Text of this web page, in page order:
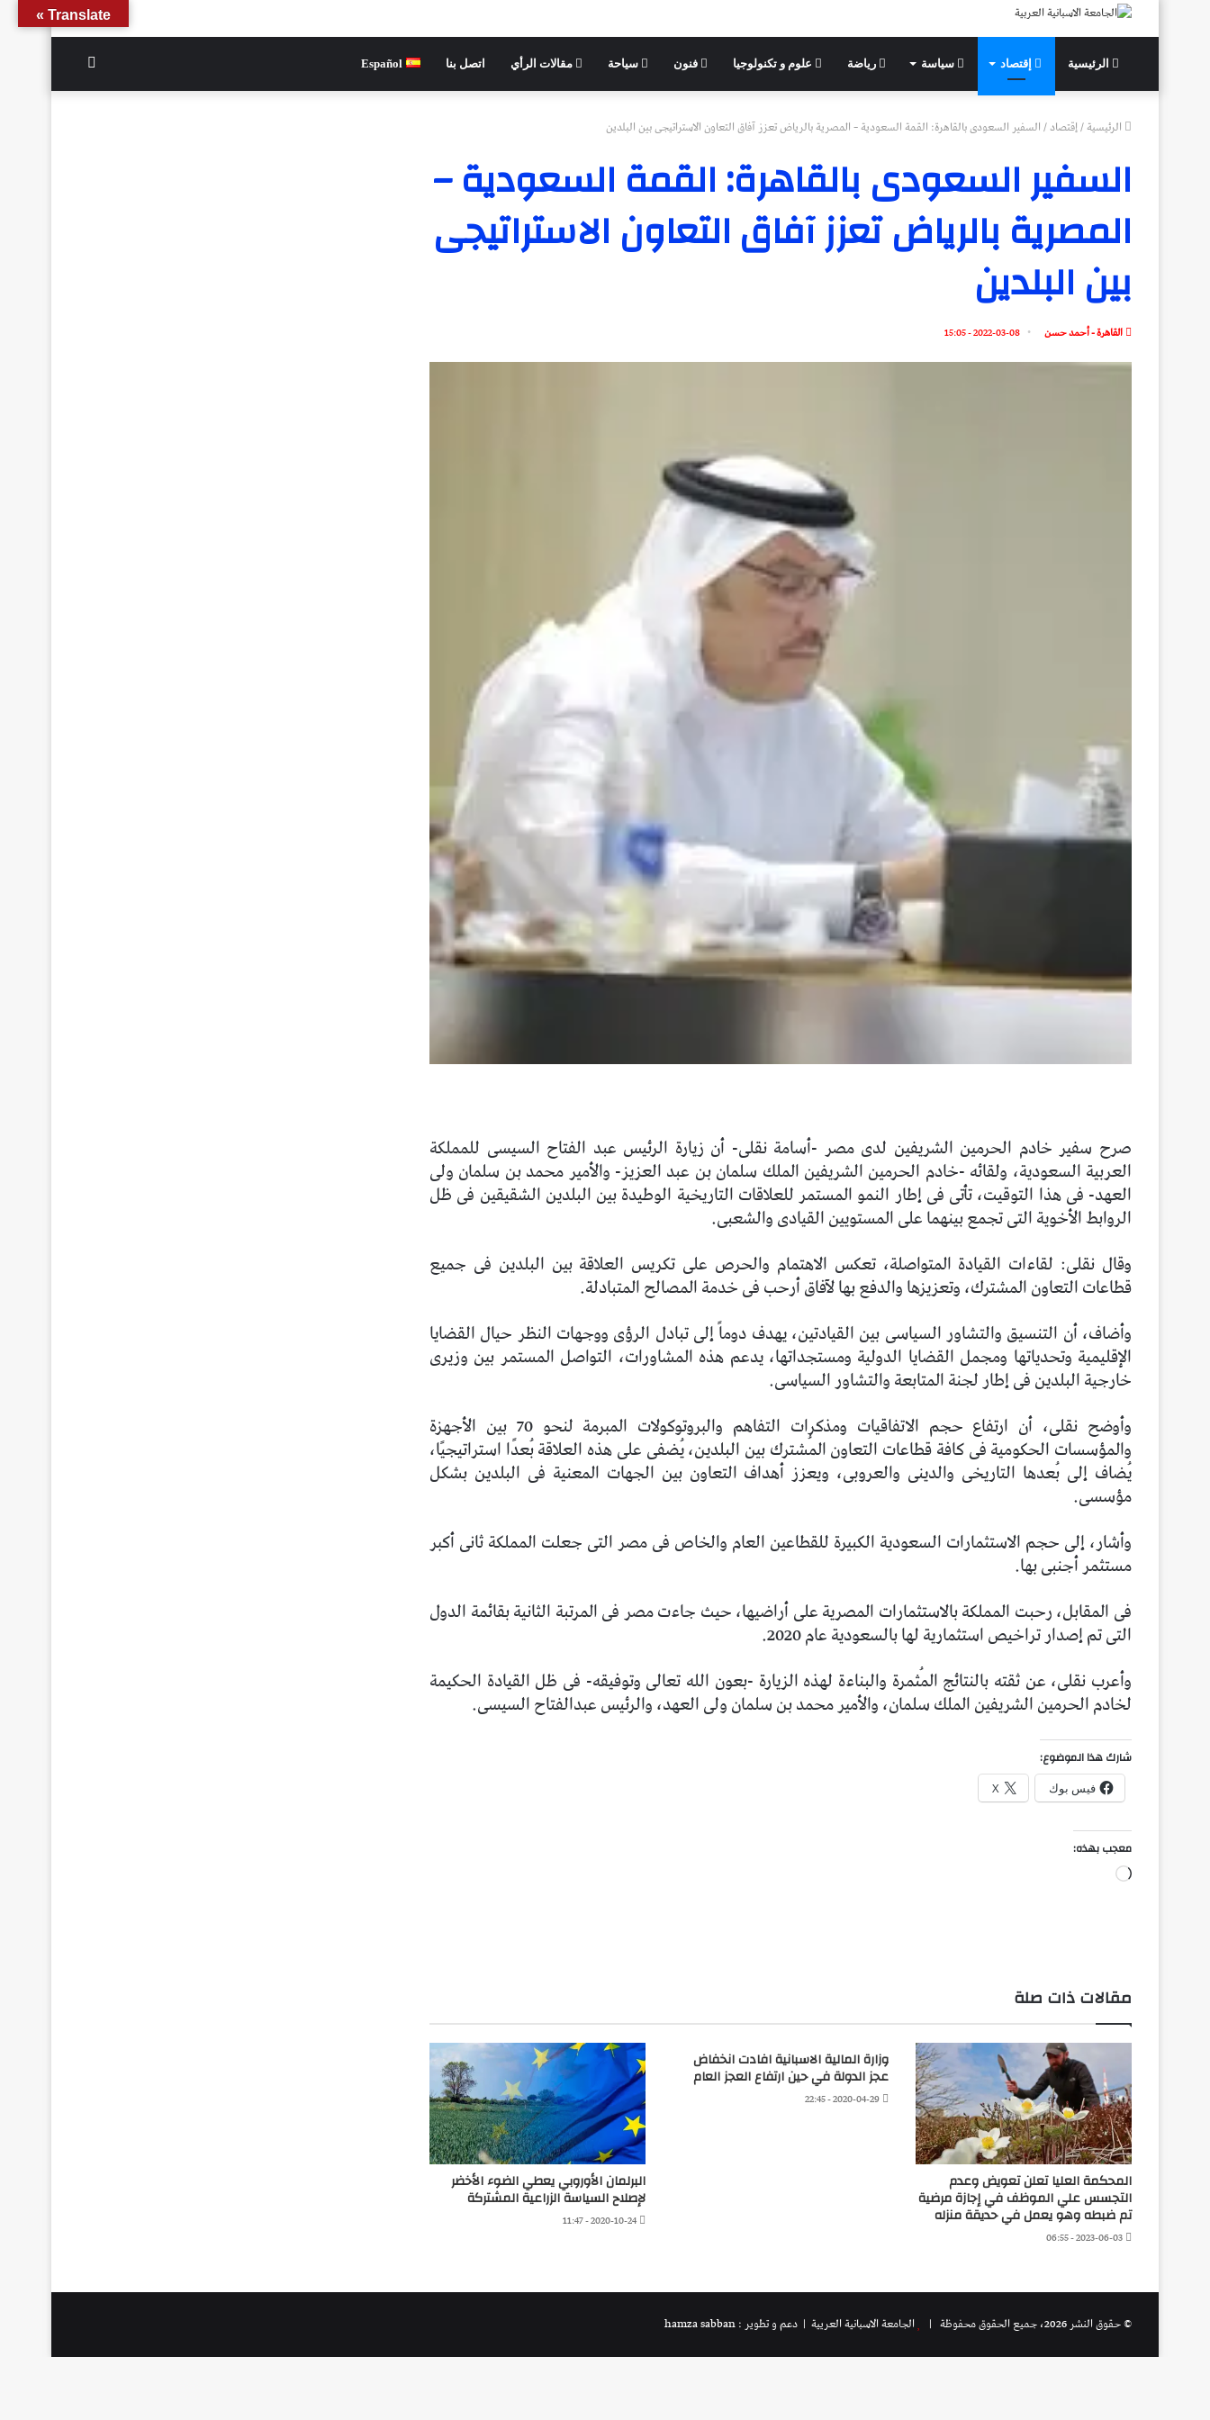
الرئيسية إقتصاد سياسة رياضة علوم و تكنولوجيا فنون سياحة مقالات الرأي اتصل بنا Español
الرئيسية/إقتصاد/السفير السعودى بالقاهرة: القمة السعودية – المصرية بالرياض تعزز آفاق التعاون الاستراتيجى بين البلدين
السفير السعودى بالقاهرة: القمة السعودية –
المصرية بالرياض تعزز آفاق التعاون الاستراتيجى
بين البلدين
القاهرة - أحمد حسن 2022-03-08 - 15:05
صرح سفير خادم الحرمين الشريفين لدى مصر -أسامة نقلى- أن زيارة الرئيس عبد الفتاح السيسى للمملكة
العربية السعودية، ولقائه -خادم الحرمين الشريفين الملك سلمان بن عبد العزيز- والأمير محمد بن سلمان ولى
العهد- فى هذا التوقيت، تأتى فى إطار النمو المستمر للعلاقات التاريخية الوطيدة بين البلدين الشقيقين فى ظل
الروابط الأخوية التى تجمع بينهما على المستويين القيادى والشعبى.
وقال نقلى: لقاءات القيادة المتواصلة، تعكس الاهتمام والحرص على تكريس العلاقة بين البلدين فى جميع
قطاعات التعاون المشترك، وتعزيزها والدفع بها لآفاق أرحب فى خدمة المصالح المتبادلة.
وأضاف، أن التنسيق والتشاور السياسى بين القيادتين، يهدف دوماً إلى تبادل الرؤى ووجهات النظر حيال القضايا
الإقليمية وتحدياتها ومجمل القضايا الدولية ومستجداتها، يدعم هذه المشاورات، التواصل المستمر بين وزيرى
خارجية البلدين فى إطار لجنة المتابعة والتشاور السياسى.
وأوضح نقلى، أن ارتفاع حجم الاتفاقيات ومذكرات التفاهم والبروتوكولات المبرمة لنحو 70 بين الأجهزة
والمؤسسات الحكومية فى كافة قطاعات التعاون المُشترك بين البلدين، يُضفى على هذه العلاقة بُعدًا استراتيجيًا،
يُضاف إلى بُعدها التاريخى والدينى والعروبى، ويعزز أهداف التعاون بين الجهات المعنية فى البلدين بشكل
مؤسسى.
وأشار، إلى حجم الاستثمارات السعودية الكبيرة للقطاعين العام والخاص فى مصر التى جعلت المملكة ثانى أكبر
مستثمر أجنبى بها.
فى المقابل، رحبت المملكة بالاستثمارات المصرية على أراضيها، حيث جاءت مصر فى المرتبة الثانية بقائمة الدول
التى تم إصدار تراخيص استثمارية لها بالسعودية عام 2020.
وأعرب نقلى، عن ثقته بالنتائج المُثمرة والبناءة لهذه الزيارة -بعون الله تعالى وتوفيقه- فى ظل القيادة الحكيمة
لخادم الحرمين الشريفين الملك سلمان، والأمير محمد بن سلمان ولى العهد، والرئيس عبدالفتاح السيسى.
شارك هذا الموضوع:
فيس بوك X
معجب بهذه:
جاري
مقالات ذات صلة
المحكمة العليا تعلن تعويض وعدم
التجسس علي الموظف في إجازة مرضية
تم ضبطه وهو يعمل في حديقة منزله
2023-06-03 - 06:55
وزارة المالية الاسبانية افادت انخفاض
عجز الدولة في حين ارتفاع العجز العام
2020-04-29 - 22:45
البرلمان الأوروبي يعطي الضوء الأخضر
لإصلاح السياسة الزراعية المشتركة
2020-10-24 - 11:47
© حقوق النشر 2026، جميع الحقوق محفوظة | الجامعة الاسبانية العريية | دعم و تطوير : hamza sabban
Translate »